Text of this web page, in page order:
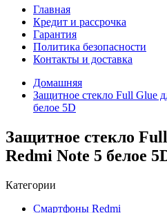
Главная
Кредит и рассрочка
Гарантия
Политика безопасности
Контакты и доставка
Домашняя
Защитное стекло Full Glue
белое 5D
Защитное стекло
Redmi Note 5 белое
Категории
Смартфоны Redmi